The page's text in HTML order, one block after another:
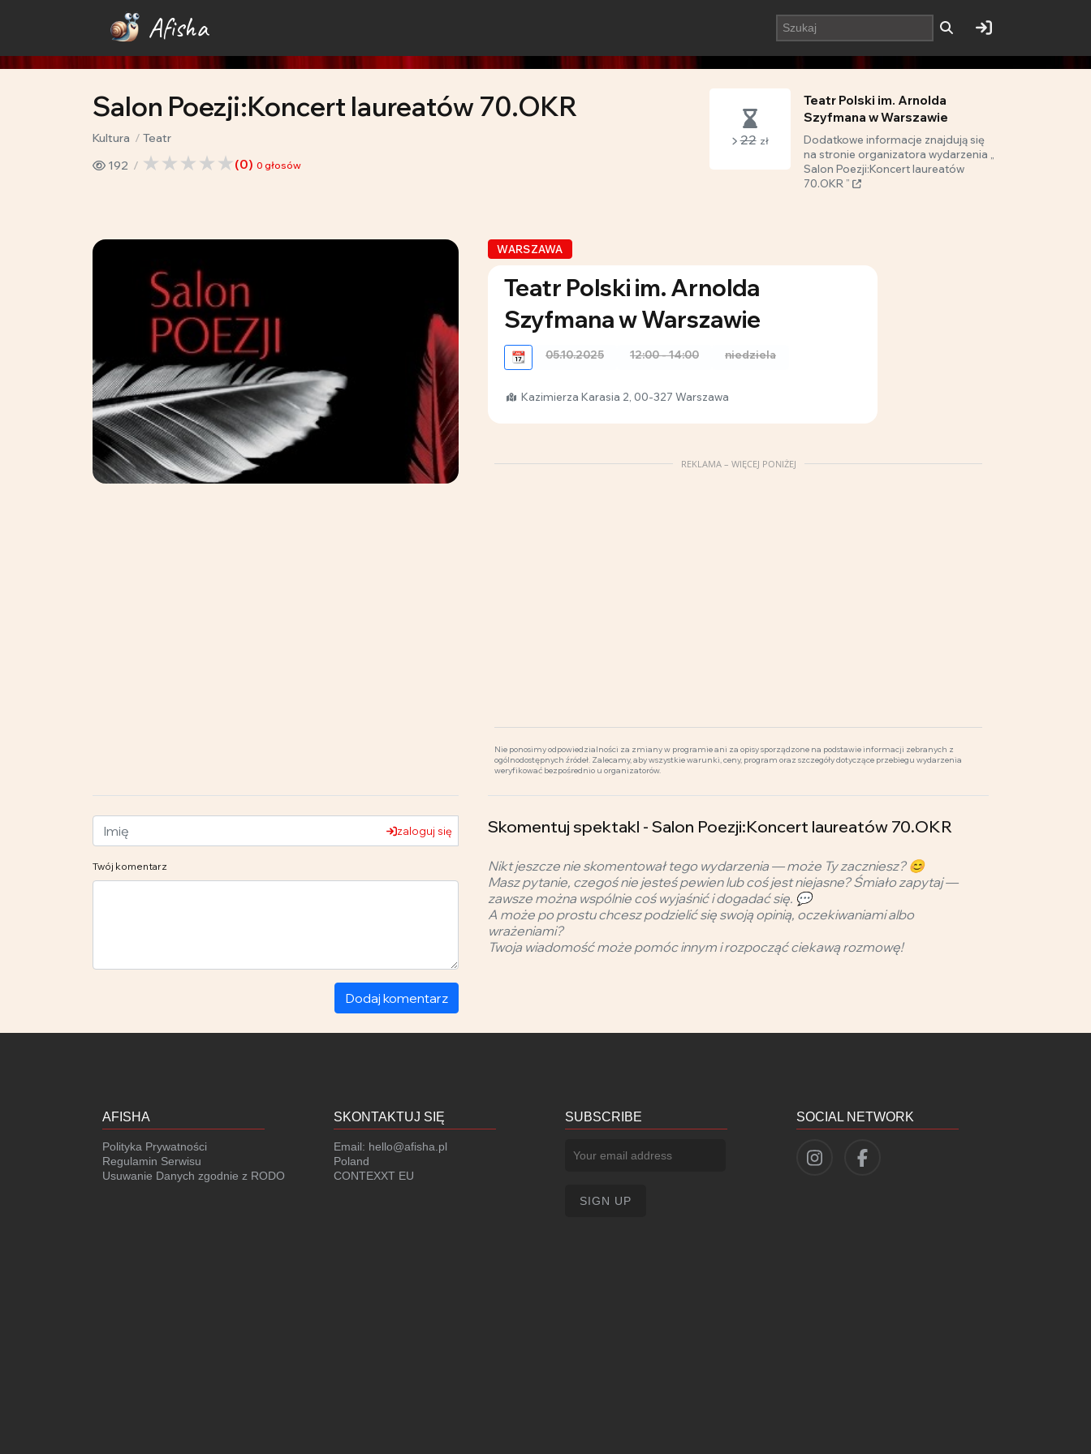
Afisha
Salon Poezji:Koncert laureatów 70.OKR
Kultura
Teatr
192
(0) 0 głosów
22 zł
Teatr Polski im. Arnolda
Szyfmana w Warszawie
Dodatkowe informacje znajdują się
na stronie organizatora wydarzenia „
Salon Poezji:Koncert laureatów
70.OKR ”
WARSZAWA
Teatr Polski im. Arnolda
Szyfmana w Warszawie
📆 05.10.2025 12:00 - 14:00 niedziela
Kazimierza Karasia 2, 00-327 Warszawa
REKLAMA – WIĘCEJ PONIŻEJ
Nie ponosimy odpowiedzialności za zmiany w programie ani za opisy sporządzone na podstawie informacji zebranych z
ogólnodostępnych źródeł. Zalecamy, aby wszystkie warunki, ceny, program oraz szczegóły dotyczące przebiegu wydarzenia
weryfikować bezpośrednio u organizatorów.
zaloguj się
Twój komentarz
Dodaj komentarz
Skomentuj spektakl - Salon Poezji:Koncert laureatów 70.OKR
Nikt jeszcze nie skomentował tego wydarzenia — może Ty zaczniesz? 😊
Masz pytanie, czegoś nie jesteś pewien lub coś jest niejasne? Śmiało zapytaj —
zawsze można wspólnie coś wyjaśnić i dogadać się. 💬
A może po prostu chcesz podzielić się swoją opinią, oczekiwaniami albo
wrażeniami?
Twoja wiadomość może pomóc innym i rozpocząć ciekawą rozmowę!
AFISHA
Polityka Prywatności
Regulamin Serwisu
Usuwanie Danych zgodnie z RODO
SKONTAKTUJ SIĘ
Email: hello@afisha.pl
Poland
CONTEXXT EU
SUBSCRIBE SOCIAL NETWORK